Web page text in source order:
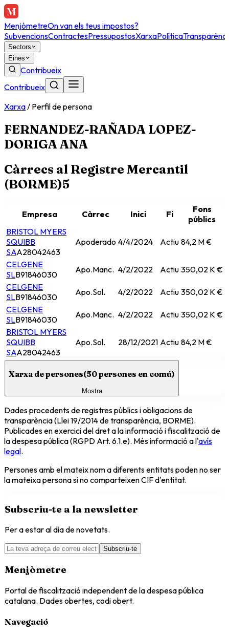
MenjòmetreOn van els teus impostos?
SubvencionsContractesPressupostosXarxaPolítica
Sectors
Eines
Contribueix
Contribueix
Xarxa/ Perfil de persona
FERNANDEZ-RAÑADA LOPEZ-
DORIGA ANA
Càrrecs al Registre Mercantil
(BORME)5
Empresa Càrrec Inici Fi
Fons
públics
BRISTOL MYERS
SQUIBB
SAA28042463
Apoderado 4/4/2024 Actiu 84,2 M €
CELGENE
SLB91846030 Apo.Manc. 4/2/2022 Actiu 350,02 K €
CELGENE
SLB91846030 Apo.Sol. 4/2/2022 Actiu 350,02 K €
CELGENE
SLB91846030 Apo.Manc. 4/2/2022 Actiu 350,02 K €
BRISTOL MYERS
SQUIBB
SAA28042463
Apo.Sol. 28/12/2021 Actiu 84,2 M €
Xarxa de persones(50persones en comú)
Mostra
Dades procedents de registres públics i obligacions de
transparència (Llei 19/2014 de transparència, BORME).
Publicades en exercici del dret a la informació i fiscalització de
la despesa pública (RGPD Art. 6.1.e). Més informació a l'avís
legal.
Persones amb el mateix nom a diferents entitats poden no ser
la mateixa persona si no comparteixen CIF d'entitat.
Subscriu-te a la newsletter
Per a estar al dia de novetats.
Subscriu-te
Menjòmetre
Portal de fiscalització independent de la despesa pública
catalana. Dades obertes, codi obert.
Navegació